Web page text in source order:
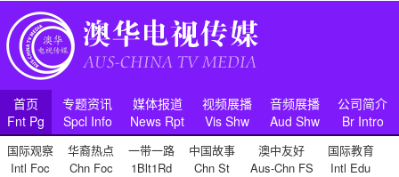
首页
Fnt Pg
专题资讯
Spcl Info
媒体报道
News Rpt
视频展播
Vis Shw
音频展播
Aud Shw
公司简介
Br Intro
国际观察
Intl Foc
华裔热点
Chn Foc
一带一路
1Blt1Rd
中国故事
Chn St
澳中友好
Aus-Chn FS
国际教育
Intl Edu